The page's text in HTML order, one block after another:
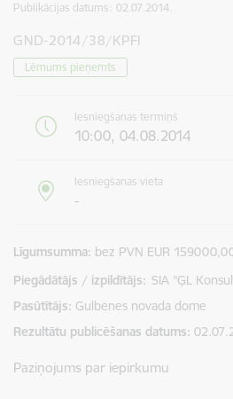
Publikācijas datums: 02.07.2014.
GND-2014/38/KPFI
Lēmums pieņemts
Iesniegšanas termiņš
10:00, 04.08.2014
Iesniegšanas vieta
-
Līgumsumma bez PVN EUR
Piegādātājs / izpildītājs: SIA "ĢL
Pasūtītājs Gulbenes novada dome
Rezultātu publicēšanas datums
Paziņojums par iepirkumu